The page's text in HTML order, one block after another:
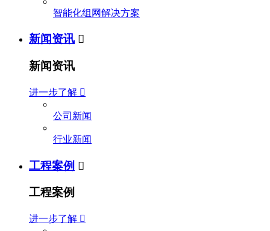
智能化组网解决方案
新闻资讯 
新闻资讯
进一步了解 
公司新闻
行业新闻
工程案例 
工程案例
进一步了解 